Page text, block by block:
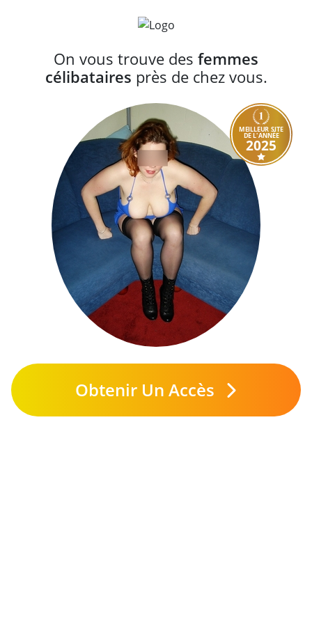
On vous trouve des femmes
célibataires près de chez vous.
MEILLEUR SITE
DE L'ANNÉE
2025
Obtenir Un Accès